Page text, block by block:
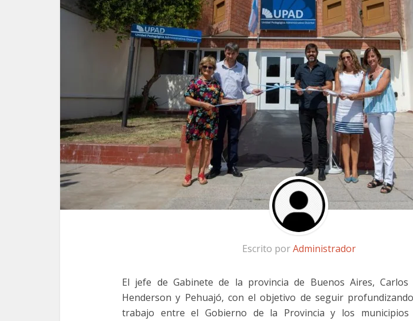
Escrito porAdministrador
El jefe de Gabinete de la provincia de Buenos Aires, Carlos
Henderson y Pehuajó, con el objetivo de seguir
trabajo entre el Gobierno de la Provincia y los